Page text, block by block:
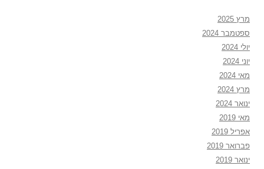
מרץ 2025
ספטמבר 2024
יולי 2024
יוני 2024
מאי 2024
מרץ 2024
ינואר 2024
מאי 2019
אפריל 2019
פברואר 2019
ינואר 2019